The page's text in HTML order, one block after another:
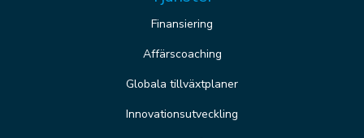
Finansiering
Affärscoaching
Globala tillväxtplaner
Innovationsutveckling